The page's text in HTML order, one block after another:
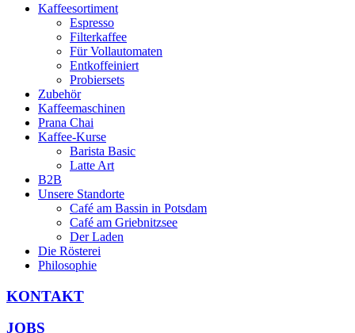
Kaffeesortiment
Espresso
Filterkaffee
Für Vollautomaten
Entkoffeiniert
Probiersets
Zubehör
Kaffeemaschinen
Prana Chai
Kaffee-Kurse
Barista Basic
Latte Art
B2B
Unsere Standorte
Café am Bassin in Potsdam
Café am Griebnitzsee
Der Laden
Die Rösterei
Philosophie
KONTAKT
JOBS